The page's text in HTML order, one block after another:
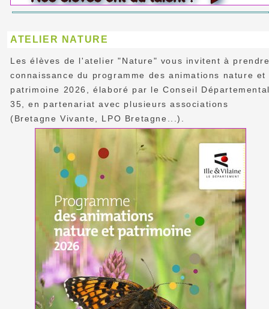
ATELIER NATURE
Les élèves de l'atelier "Nature" vous invitent à
connaissance du programme des animations nature et
patrimoine 2026, élaboré par le Conseil
35, en partenariat avec plusieurs associations
(Bretagne Vivante, LPO Bretagne...).